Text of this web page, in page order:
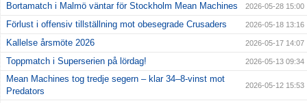
Bortamatch i Malmö väntar för Stockholm Mean Machines 2026-05-28 15:00
Förlust i offensiv tillställning mot obesegrade Crusaders 2026-05-18 13:16
Kallelse årsmöte 2026 2026-05-17 14:07
Toppmatch i Superserien på lördag! 2026-05-13 09:34
Mean Machines tog tredje segern – klar 34–8-vinst mot
Predators
2026-05-12 15:53